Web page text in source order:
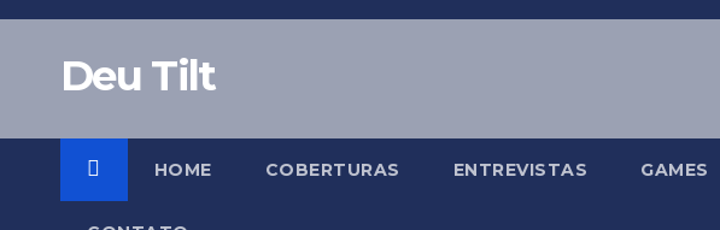
Skip
contentDeu Tilt
HOME COBERTURAS ENTREVISTAS GAMES